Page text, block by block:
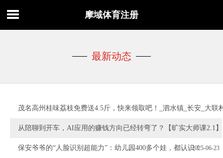
摩域体育注册
最新动态
茂名高州桂味荔枝免费送4.5斤，快来领取吧！_泗水镇_长安_大联
2025-06-26
从陪聊到开车，AI应用的赚钱方向已经转弯了？【旷实大师课2.1】
2025-06-23
保安爷爷的“人脸识别超能力”：幼儿园400多个娃，都认识！